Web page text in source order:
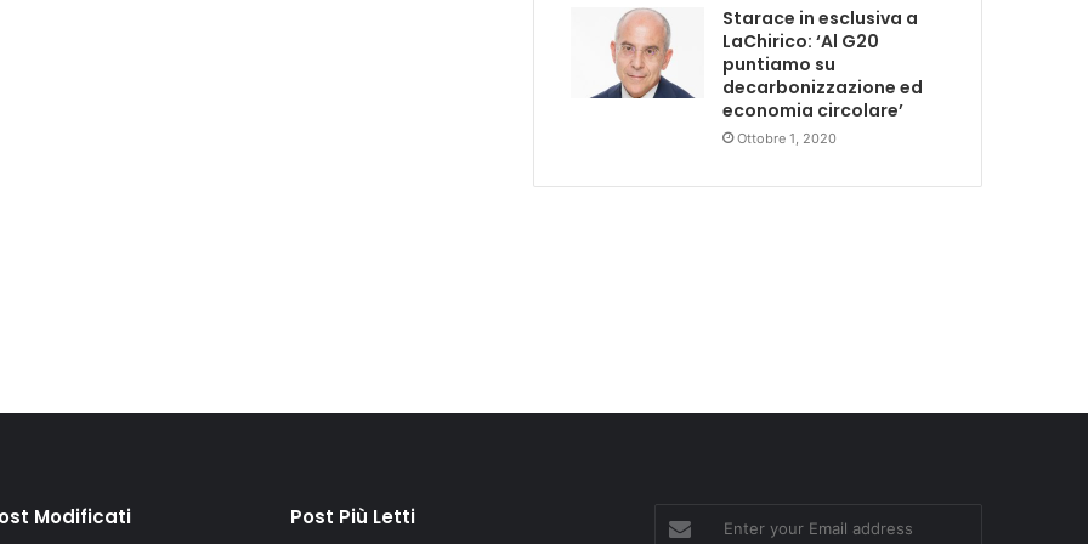
Starace in esclusiva a
LaChirico: ‘Al G20
puntiamo su
decarbonizzazione ed
economia circolare’
Ottobre 1, 2020
Modificati Post Più Letti
Enter